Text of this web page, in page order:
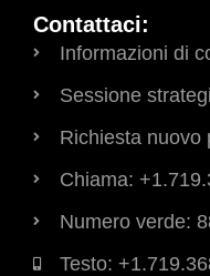
Contattaci:
Informazioni di
Sessione
Richiesta nuovo
Chiama:
Numero verde:
Testo: